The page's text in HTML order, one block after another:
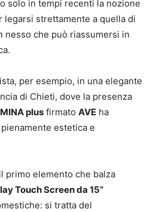
solo in tempi recenti la nozione
legarsi strettamente a quella di
nesso che può riassumersi in
per esempio, in una elegante
di Chieti, dove la presenza
plus firmato AVE ha
estetica e
primo elemento che balza
Touch Screen da 15”
si tratta del